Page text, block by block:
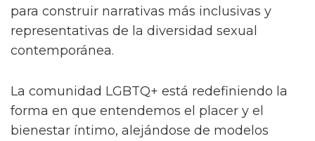
para construir narrativas más inclusivas y
representativas de la diversidad sexual
contemporánea.
La comunidad LGBTQ+ está redefiniendo la
forma en que entendemos el placer y el
bienestar íntimo, alejándose de modelos